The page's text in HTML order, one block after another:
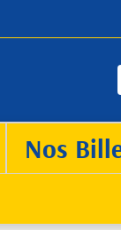
Nos